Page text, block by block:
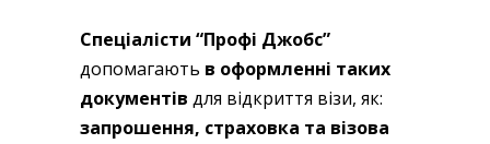
Спеціалісти “Профі Джобс”
допомагають в оформленні таких
документів для відкриття візи, як:
запрошення, страховка та візова